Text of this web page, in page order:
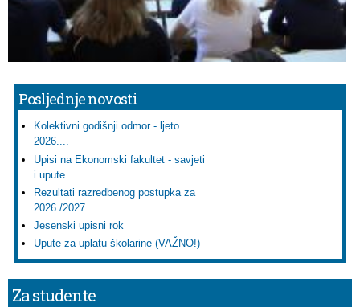
Posljednje novosti
Kolektivni godišnji odmor - ljeto
2026....
Upisi na Ekonomski fakultet - savjeti
i upute
Rezultati razredbenog postupka za
2026./2027.
Jesenski upisni rok
Upute za uplatu školarine (VAŽNO!)
Za studente